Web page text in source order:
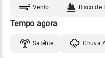
Vento Risco de
Tempo agora
Satélite Chuva